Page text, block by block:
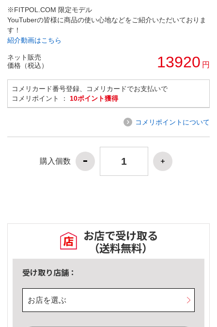
※FITPOL.COM 限定モデル
YouTuberの皆様に商品の使い心地などをご紹介いただいておりま
す！
紹介動画はこちら
ネット販売
価格（税込）
13920 円
コメリカード番号登録、コメリカードでお支払いで
コメリポイント ： 10ポイント獲得
コメリポイントについて
購入個数
お店で受け取る
（送料無料）
受け取り店舗：
お店を選ぶ